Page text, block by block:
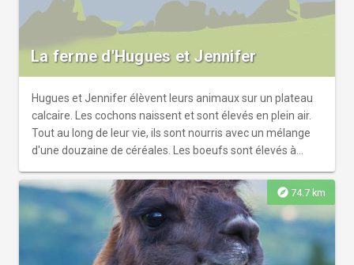
La ferme d'Hugues et Jennifer
Hugues et Jennifer élèvent leurs animaux sur un plateau
calcaire. Les cochons naissent et sont élevés en plein air.
Tout au long de leur vie, ils sont nourris avec un mélange
d'une douzaine de céréales. Les boeufs sont élevés à
explore 74.7 km